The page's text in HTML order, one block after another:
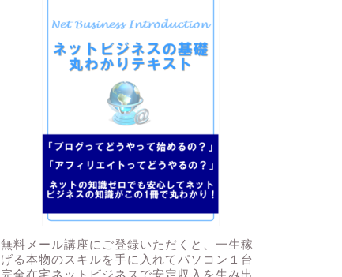
無料メール講座にご登録いただくと、一生稼
げる本物のスキルを手に入れてパソコン１台
完全在宅ネットビジネスで安定収入を生み出